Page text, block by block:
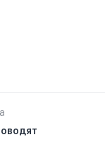
a school, a
and a guest
un Nabi and is